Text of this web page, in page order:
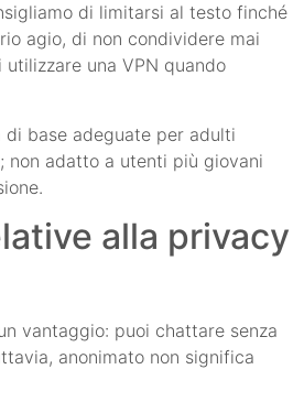
di limitarsi al testo finché
agio, di non condividere mai
una VPN quando
di base adeguate per adulti
non adatto a utenti più giovani
alla privacy
vantaggio: puoi chattare senza
anonimato non significa